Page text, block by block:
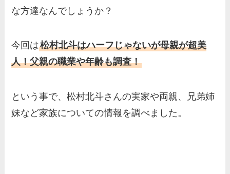
な方達なんでしょうか？
今回は松村北斗はハーフじゃないが母親が超美
人！父親の職業や年齢も調査！
という事で、松村北斗さんの実家や両親、兄弟姉
妹など家族についての情報を調べました。